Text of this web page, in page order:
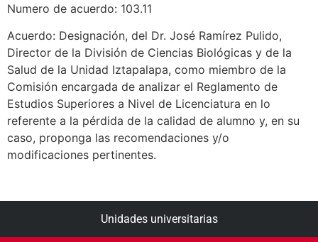
Numero de acuerdo: 103.11
Acuerdo: Designación, del Dr. José Ramírez Pulido,
Director de la División de Ciencias Biológicas y de la
Salud de la Unidad Iztapalapa, como miembro de la
Comisión encargada de analizar el Reglamento de
Estudios Superiores a Nivel de Licenciatura en lo
referente a la pérdida de la calidad de alumno y, en su
caso, proponga las recomendaciones y/o
modificaciones pertinentes.
Unidades universitarias